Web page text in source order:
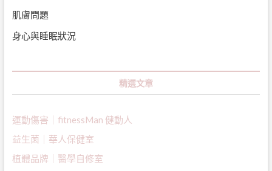
肌膚問題
身心與睡眠狀況
精選文章
運動傷害｜fitnessMan 健動人
益生菌｜ 華人保健室
植體品牌｜醫學自修室